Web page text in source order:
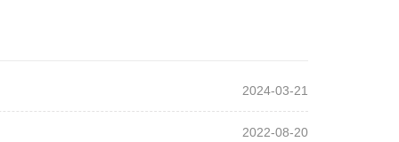
2024-03-21
2022-08-20